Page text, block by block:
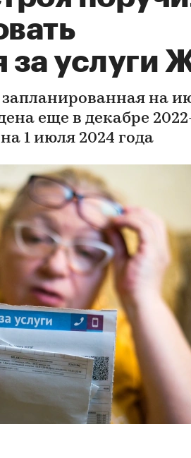
за услуги
на
еще в декабре
1 июля 2024 года